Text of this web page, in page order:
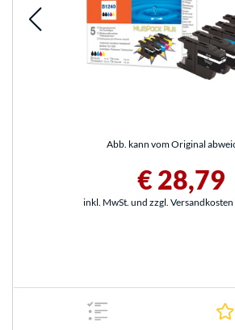
Abb. kann vom Original
€ 28,79
inkl. MwSt. und zzgl. Versandkosten